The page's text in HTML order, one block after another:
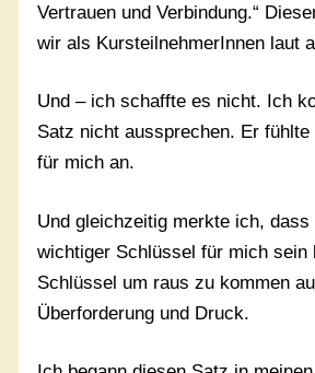
Vertrauen und Verbindung.“
wir als KursteilnehmerInnen laut
Und – ich schaffte es nicht. Ich
Satz nicht aussprechen. Er
für mich an.
Und gleichzeitig merkte ich,
wichtiger Schlüssel für mich sein
Schlüssel um raus zu kommen
Überforderung und Druck.